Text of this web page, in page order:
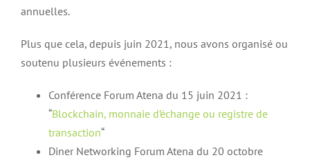
annuelles.
Plus que cela, depuis juin 2021, nous avons organisé ou
soutenu plusieurs événements :
Conférence Forum Atena du 15 juin 2021 :
“Blockchain, monnaie d’échange ou registre de
transaction“
Diner Networking Forum Atena du 20 octobre